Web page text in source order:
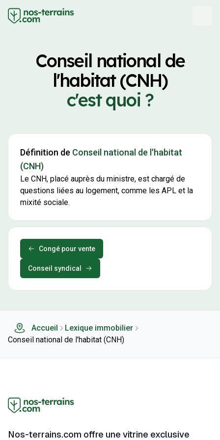
Conseil national de
l'habitat (CNH)
c'est quoi ?
Définition de Conseil national de l'habitat
(CNH)
Le CNH, placé auprès du ministre, est chargé de
questions liées au logement, comme les APL et la
mixité sociale.
Congé pour vente
Conseil syndical
Accueil
Lexique immobilier
Conseil national de l'habitat (CNH)
Nos-terrains.com offre une vitrine exclusive